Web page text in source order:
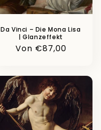
Da Vinci – Die Mona Lisa
| Glanzeffekt
Normaler
Von €87,00